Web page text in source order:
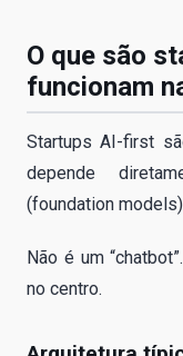
O que são
funcionam
Startups AI-first
depende
(foundation
Não é um
no centro.